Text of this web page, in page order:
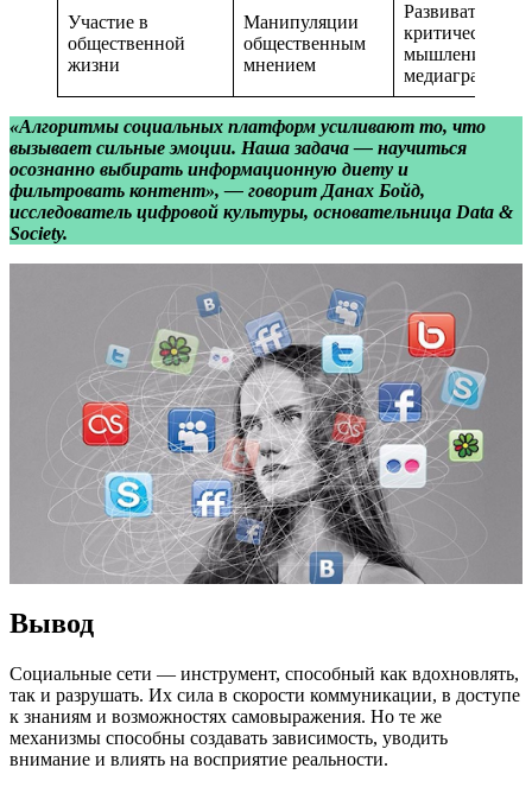
Участие в
общественной
жизни
Манипуляции
общественным
мнением
Развивать
критическое
мышление и
«Алгоритмы социальных платформ усиливают то, что
вызывает сильные эмоции. Наша задача — научиться
осознанно выбирать информационную диету и
фильтровать контент», — говорит Данах Бойд,
исследователь цифровой культуры, основательница Data &
Society.
Вывод
Социальные сети — инструмент, способный как вдохновлять,
так и разрушать. Их сила в скорости коммуникации, в доступе
к знаниям и возможностях самовыражения. Но те же
механизмы способны создавать зависимость, уводить
внимание и влиять на восприятие реальности.